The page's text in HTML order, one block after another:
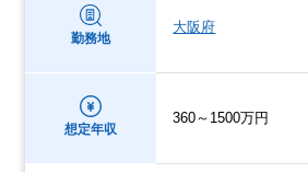
勤務地
大阪府
想定年収
360～1500万円